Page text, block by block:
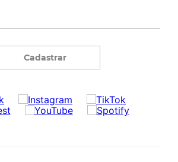
Cadastrar